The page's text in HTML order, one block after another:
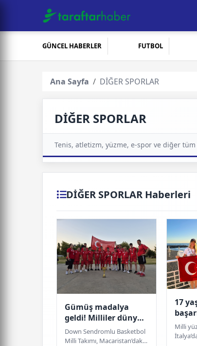
GÜNCEL HABERLER FUTBOL
Ana Sayfa DİĞER SPORLAR
DİĞER SPORLAR
Tenis, atletizm, yüzme, e-spor ve diğer
DİĞER SPORLAR Haberleri
Gümüş madalya
geldi! Milliler dünya
sahnesinde parladı
Down Sendromlu Basketbol
Milli Takımı, Macaristan’daki
17
rakip
Milli